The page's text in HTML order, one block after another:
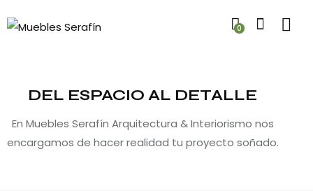
0
DEL ESPACIO AL DETALLE
En Muebles Serafín Arquitectura & Interiorismo nos
encargamos de hacer realidad tu proyecto soñado.